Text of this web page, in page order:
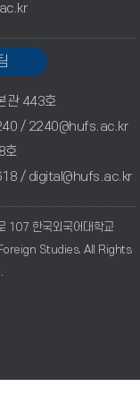
관 443호
/ 2240@hufs.ac.kr
호
/ digital@hufs.ac.kr
107 한국외국어대학교
Studies. All Rights